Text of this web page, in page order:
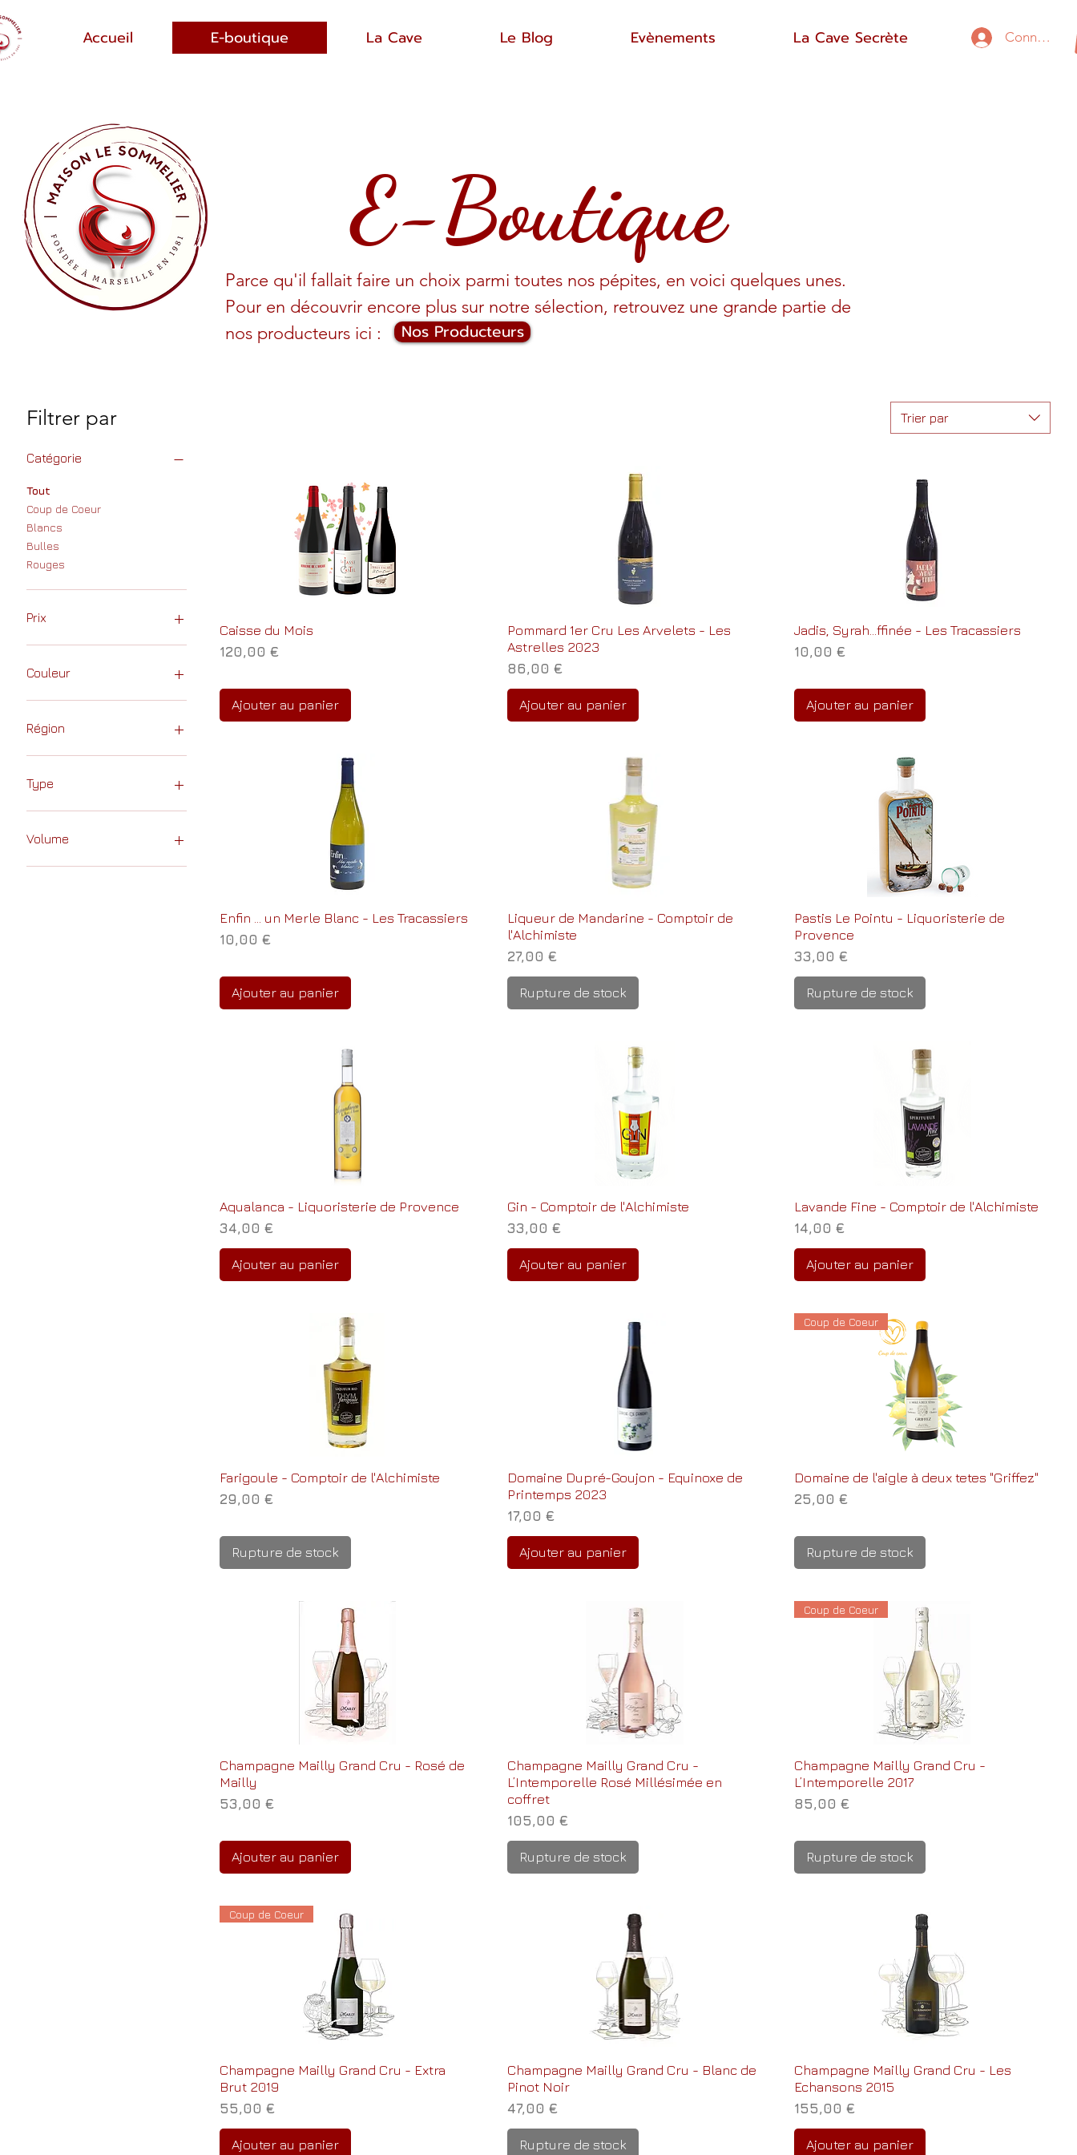
Accueil E-boutique La Cave Le Blog Evènements La Cave Secrète Connexion
E-Boutique
Parce qu'il fallait faire un choix parmi toutes nos pépites, en voici quelques unes.
Pour en découvrir encore plus sur notre sélection, retrouvez une grande partie de
nos producteurs ici :
Nos Producteurs
Filtrer par
Catégorie
Tout
Coup de Coeur
Blancs
Bulles
Rouges
Prix
Couleur
Région
Bourgogne
Champagne
Languedoc
Type
Bulles
Volume
10cL
Trier par
Caisse du Mois
Prix
120,00 €
Ajouter au panier
Pommard 1er Cru Les Arvelets - Les
Astrelles 2023
Prix
86,00 €
Ajouter au panier
Jadis, Syrah...ffinée - Les Tracassiers
Prix
10,00 €
Ajouter au panier
Enfin ... un Merle Blanc - Les Tracassiers
Prix
10,00 €
Ajouter au panier
Liqueur de Mandarine - Comptoir de
l'Alchimiste
Prix
27,00 €
Rupture de stock
Pastis Le Pointu - Liquoristerie de
Provence
Prix
33,00 €
Rupture de stock
Aqualanca - Liquoristerie de Provence
Prix
34,00 €
Ajouter au panier
Gin - Comptoir de l'Alchimiste
Prix
33,00 €
Ajouter au panier
Lavande Fine - Comptoir de l'Alchimiste
Prix
14,00 €
Ajouter au panier
Farigoule - Comptoir de l'Alchimiste
Prix
29,00 €
Rupture de stock
Domaine Dupré-Goujon - Equinoxe de
Printemps 2023
Prix
17,00 €
Ajouter au panier
Coup de Coeur
Domaine de l'aigle à deux tetes "Griffez"
Prix
25,00 €
Rupture de stock
Champagne Mailly Grand Cru - Rosé de
Mailly
Prix
53,00 €
Ajouter au panier
Champagne Mailly Grand Cru -
L’Intemporelle Rosé Millésimée en
coffret
Prix
105,00 €
Rupture de stock
Coup de Coeur
Champagne Mailly Grand Cru -
L’Intemporelle 2017
Prix
85,00 €
Rupture de stock
Coup de Coeur
Champagne Mailly Grand Cru - Extra
Brut 2019
Prix
55,00 €
Ajouter au panier
Champagne Mailly Grand Cru - Blanc de
Pinot Noir
Prix
47,00 €
Rupture de stock
Champagne Mailly Grand Cru - Les
Echansons 2015
Prix
155,00 €
Ajouter au panier